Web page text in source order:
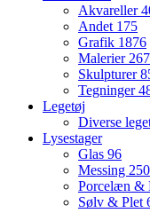
Akvareller
Andet 175
Grafik 1876
Malerier
Skulpturer
Tegninger
Legetøj
Diverse
Lysestager
Glas 96
Messing 250
Porcelæn &
Sølv & Plet